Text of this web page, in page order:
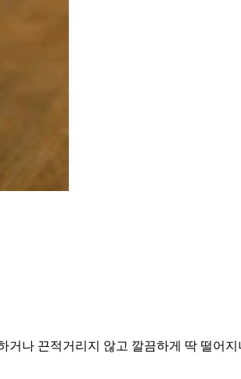
나 끈적거리지 않고 깔끔하게 딱 떨어